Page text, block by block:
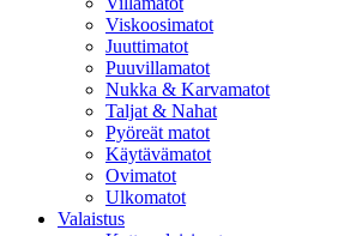
Viskoosimatot
Juuttimatot
Puuvillamatot
Nukka & Karvamatot
Taljat & Nahat
Pyöreät matot
Käytävämatot
Ovimatot
Ulkomatot
Valaistus